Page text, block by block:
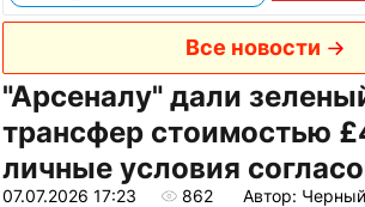
Все новости
"Арсеналу" дали
трансфер стоимостью
личные условия
07.07.2026 17:23 862 Автор: